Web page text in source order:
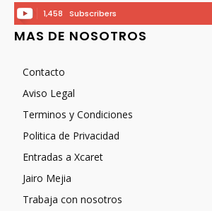
1,458 Subscribers
MAS DE NOSOTROS
Contacto
Aviso Legal
Terminos y Condiciones
Politica de Privacidad
Entradas a Xcaret
Jairo Mejia
Trabaja con nosotros